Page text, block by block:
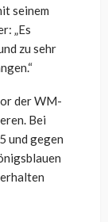
seinem
„Es
zu sehr
der WM-
Bei
und gegen